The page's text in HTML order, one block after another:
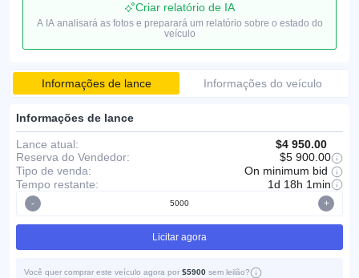
Criar relatório de IA
A IA analisará as fotos e preparará um relatório sobre o estado do
veículo
Informações de lance Informações do veículo
Informações de lance
Lance atual:
$4 950.00
Reserva do Vendedor:
$5 900.00
Tipo de venda:
On minimum bid
Tempo restante:
1d 18h 1min
- +
Licitar agora
Você quer comprar este veículo agora por $5900 sem leilão?